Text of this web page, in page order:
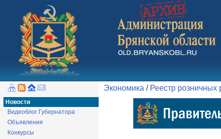
Новости
Видеоблог Губернатора
Объявления
Конкурсы
Экономика / Реестр розничных